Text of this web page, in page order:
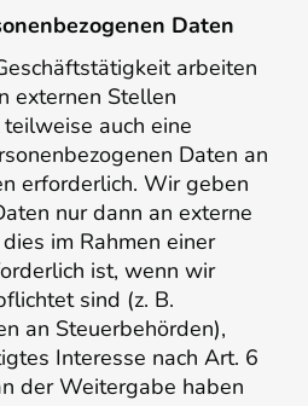
Daten
arbeiten
externen Stellen
auch eine
Daten an
erforderlich. Wir geben
nur dann an externe
im Rahmen einer
ist, wenn wir
sind (z. B.
an Steuerbehörden),
Interesse nach Art. 6
der Weitergabe haben